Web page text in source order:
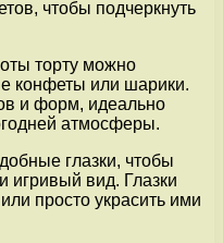
чтобы подчеркнуть
торту можно
конфеты или шарики.
и форм, идеально
атмосферы.
глазки, чтобы
игривый вид. Глазки
просто украсить ими